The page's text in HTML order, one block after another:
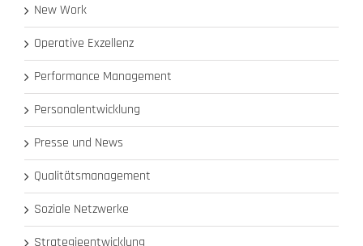
New Work
Operative Exzellenz
Performance Management
Personalentwicklung
Presse und News
Qualitätsmanagement
Soziale Netzwerke
Strategieentwicklung